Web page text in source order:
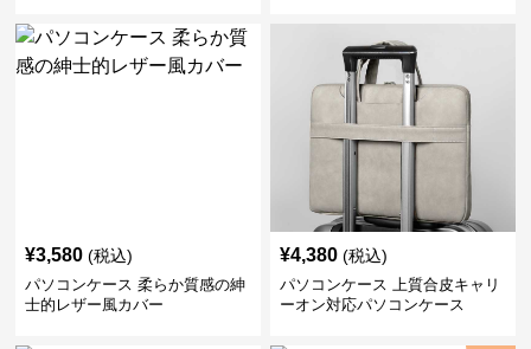
¥3,580 (税込)
パソコンケース 柔らか質感の紳
士的レザー風カバー
¥4,380 (税込)
パソコンケース 上質合皮キャリ
ーオン対応パソコンケース